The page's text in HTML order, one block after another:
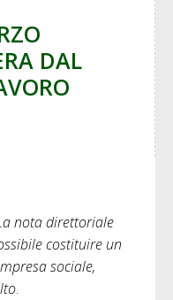
DAL
nota direttoriale
costituire un
sociale,
.